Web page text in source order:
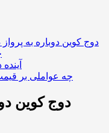
دوج کوین دوباره به
چه عواملی بر
دوج کوین